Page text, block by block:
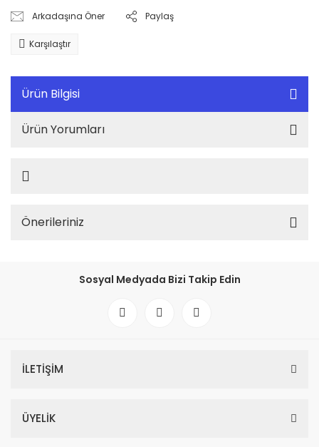
Arkadaşına Öner Paylaş
Karşılaştır
Ürün Bilgisi
Ürün Yorumları
Önerileriniz
Sosyal Medyada Bizi Takip Edin
İLETİŞİM
ÜYELİK